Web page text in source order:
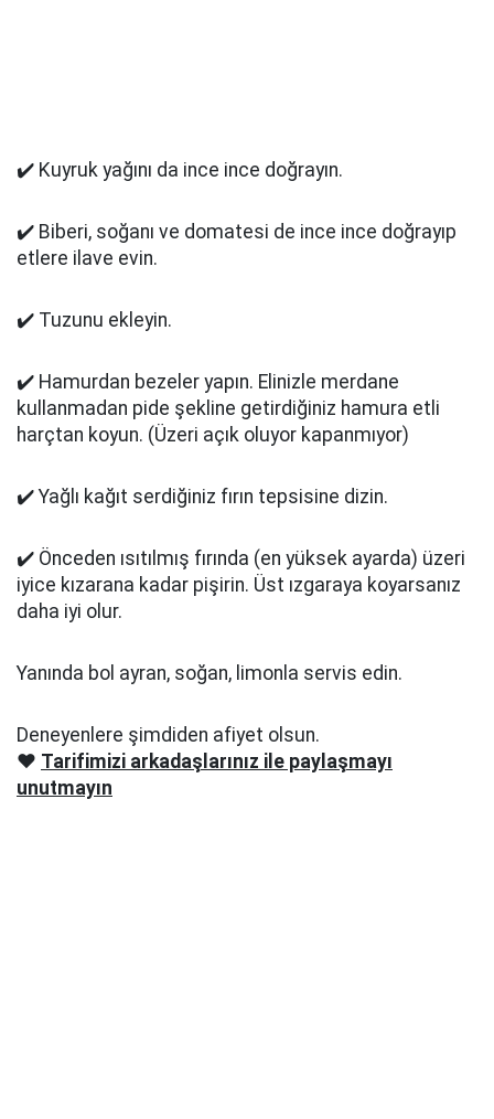
✔️ Kuyruk yağını da ince ince doğrayın.
✔️ Biberi, soğanı ve domatesi de ince ince doğrayıp
etlere ilave evin.
✔️ Tuzunu ekleyin.
✔️ Hamurdan bezeler yapın. Elinizle merdane
kullanmadan pide şekline getirdiğiniz hamura etli
harçtan koyun. (Üzeri açık oluyor kapanmıyor)
✔️ Yağlı kağıt serdiğiniz fırın tepsisine dizin.
✔️ Önceden ısıtılmış fırında (en yüksek ayarda) üzeri
iyice kızarana kadar pişirin. Üst ızgaraya koyarsanız
daha iyi olur.
Yanında bol ayran, soğan, limonla servis edin.
Deneyenlere şimdiden afiyet olsun.
❤️ Tarifimizi arkadaşlarınız ile paylaşmayı
unutmayın